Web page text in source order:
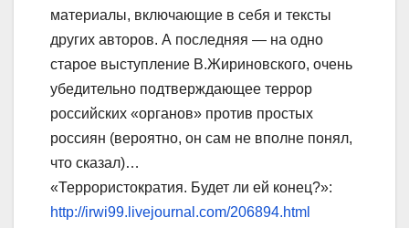
материалы, включающие в себя и тексты
других авторов. А последняя — на одно
старое выступление В.Жириновского, очень
убедительно подтверждающее террор
российских «органов» против простых
россиян (вероятно, он сам не вполне понял,
что сказал)…
«Террористократия. Будет ли ей конец?»:
http://irwi99.livejournal.com/206894.html